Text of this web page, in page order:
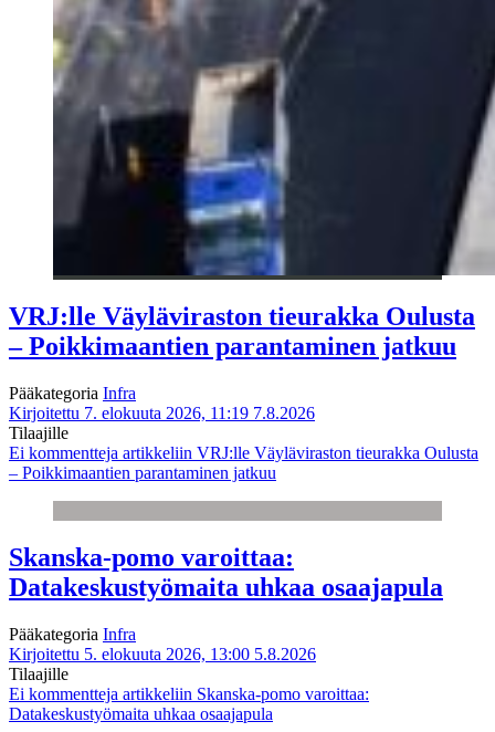
VRJ:lle Väyläviraston tieurakka Oulusta
– Poikkimaantien parantaminen jatkuu
Pääkategoria Infra
Kirjoitettu 7. elokuuta 2026, 11:19 7.8.2026
Tilaajille
Ei kommentteja artikkeliin VRJ:lle Väyläviraston tieurakka Oulusta
– Poikkimaantien parantaminen jatkuu
Skanska-pomo varoittaa:
Datakeskustyömaita uhkaa osaajapula
Pääkategoria Infra
Kirjoitettu 5. elokuuta 2026, 13:00 5.8.2026
Tilaajille
Ei kommentteja artikkeliin Skanska-pomo varoittaa:
Datakeskustyömaita uhkaa osaajapula